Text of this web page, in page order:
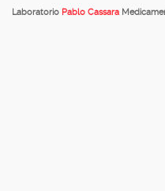
Laboratorio Pablo Cassara